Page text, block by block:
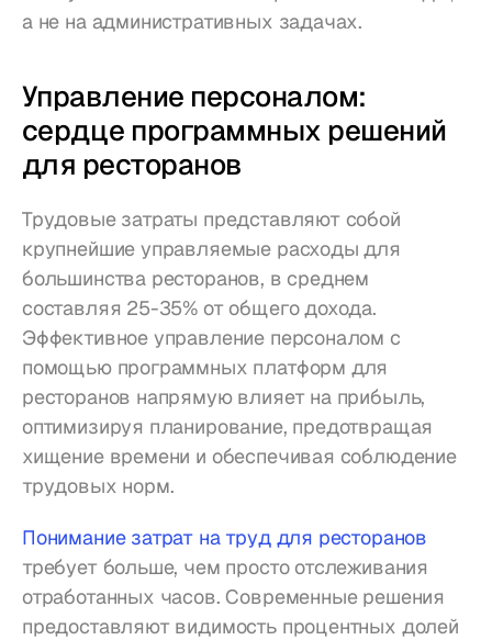
а не на административных задачах.
Управление персоналом:
сердце программных решений
для ресторанов
Трудовые затраты представляют собой
крупнейшие управляемые расходы для
большинства ресторанов, в среднем
составляя 25-35% от общего дохода.
Эффективное управление персоналом с
помощью программных платформ для
ресторанов напрямую влияет на прибыль,
оптимизируя планирование, предотвращая
хищение времени и обеспечивая соблюдение
трудовых норм.
Понимание затрат на труд для ресторанов
требует больше, чем просто отслеживания
отработанных часов. Современные решения
предоставляют видимость процентных долей